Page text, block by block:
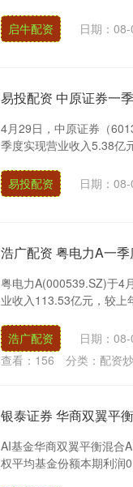
启牛配资 日期：
易投配资 中原证券一
4月29日，中原证券（
季度实现营业收入5.38亿
易投配资 日期：
浩广配资 粤电力A一
粤电力A(000539.SZ)于4
业收入113.53亿元，较上
浩广配资 日期：
查看： 156 分类： 配资
银泰证券 华商双翼平
AI基金华商双翼平衡混合
权平均基金份额本期利润